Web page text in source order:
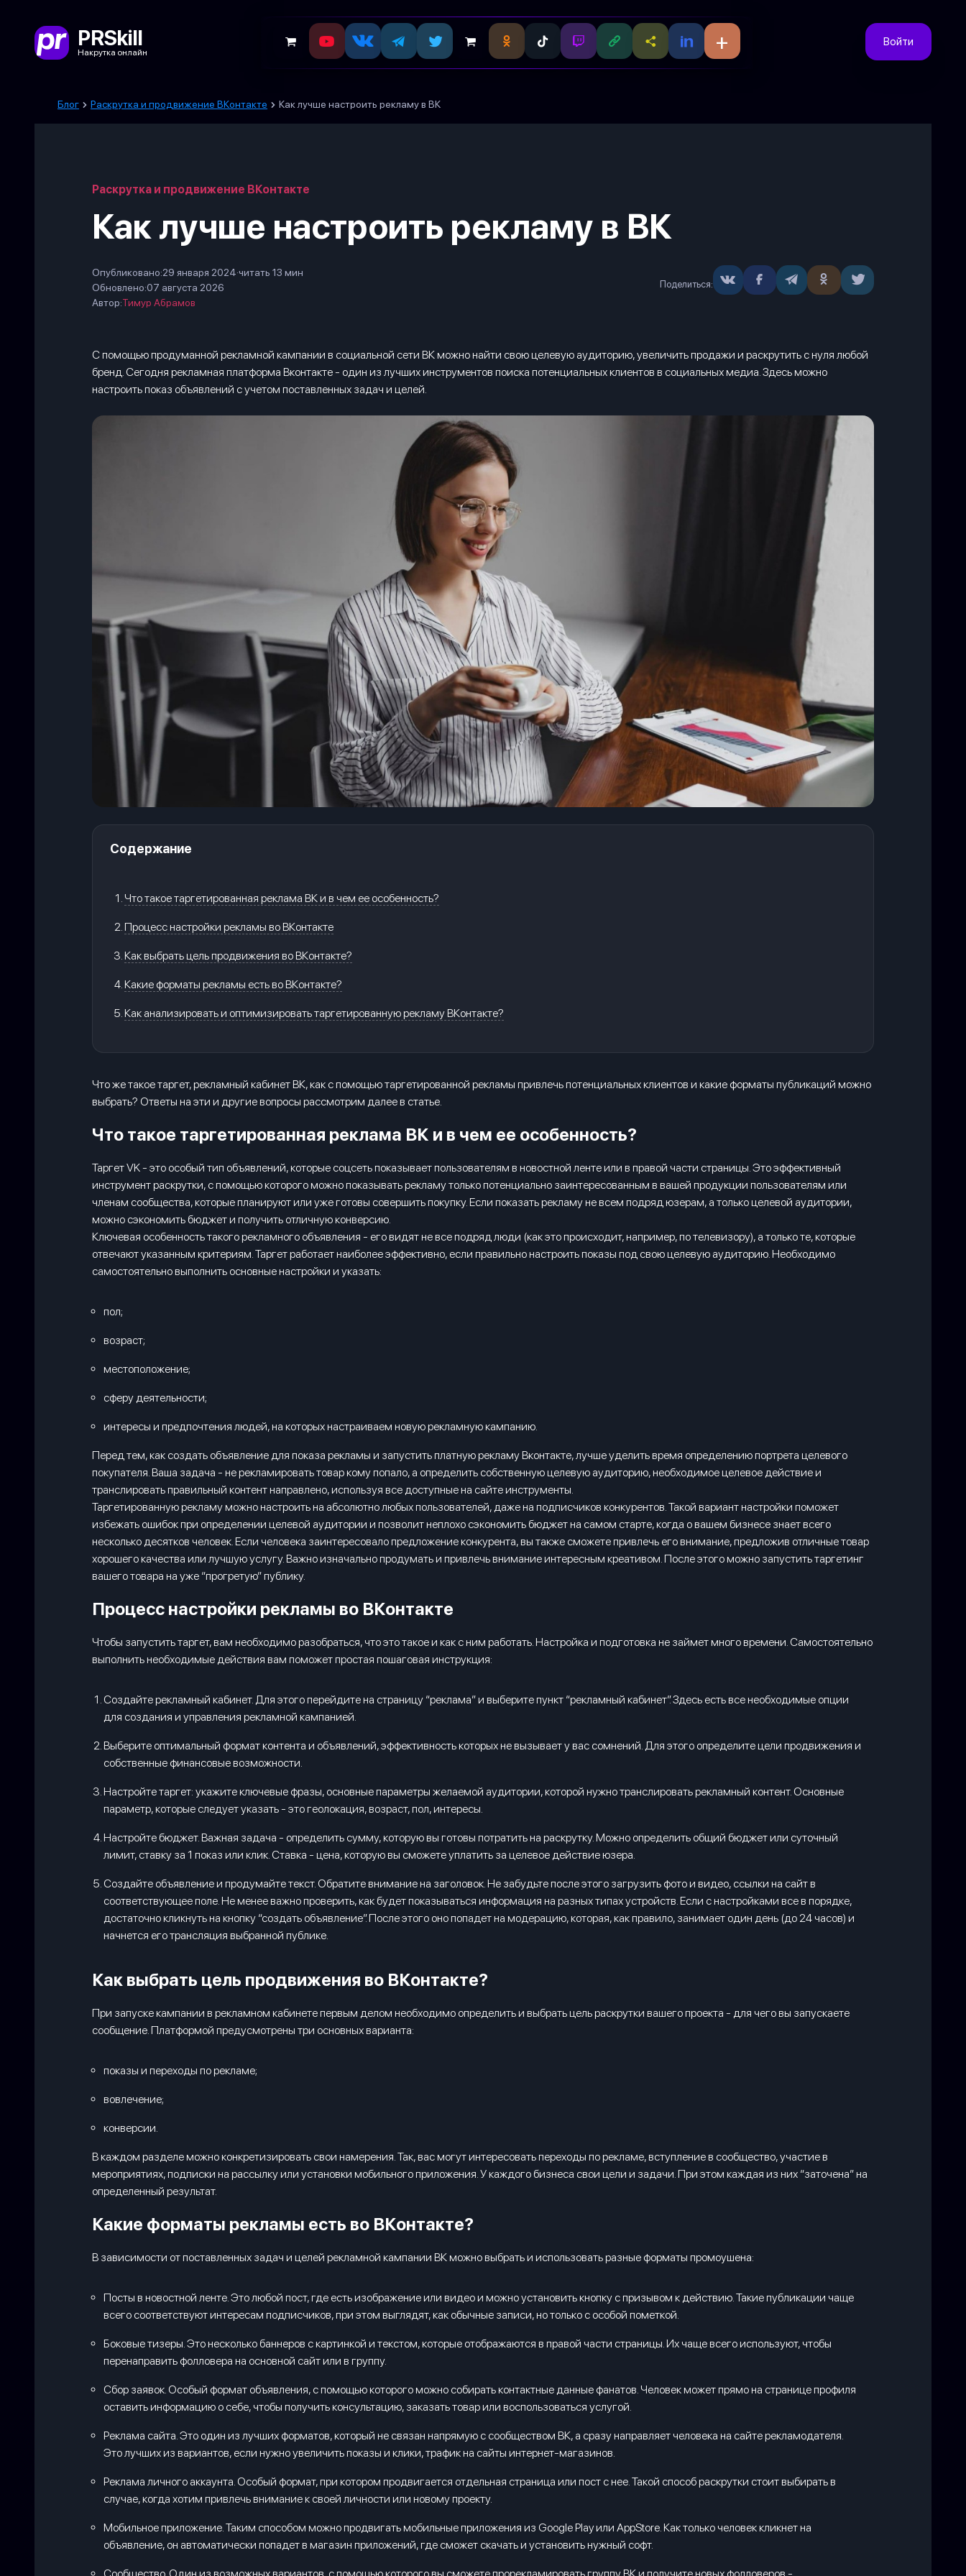
PRSkill
Накрутка онлайн + Войти
Блог Раскрутка и продвижение ВКонтакте Как лучше настроить рекламу в ВК
Раскрутка и продвижение ВКонтакте
Как лучше настроить рекламу в ВК
Опубликовано:29 января 2024·читать 13 мин
Обновлено:07 августа 2026
Автор:Тимур Абрамов
Поделиться:
С помощью продуманной рекламной кампании в социальной сети ВК можно найти свою целевую аудиторию, увеличить продажи и раскрутить с нуля любой
бренд. Сегодня рекламная платформа Вконтакте - один из лучших инструментов поиска потенциальных клиентов в социальных медиа. Здесь можно
настроить показ объявлений с учетом поставленных задач и целей.
Содержание
Что такое таргетированная реклама ВК и в чем ее особенность?
Процесс настройки рекламы во ВКонтакте
Как выбрать цель продвижения во ВКонтакте?
Какие форматы рекламы есть во ВКонтакте?
Как анализировать и оптимизировать таргетированную рекламу ВКонтакте?
Что же такое таргет, рекламный кабинет ВК, как с помощью таргетированной рекламы привлечь потенциальных клиентов и какие форматы публикаций можно
выбрать? Ответы на эти и другие вопросы рассмотрим далее в статье.
Что такое таргетированная реклама ВК и в чем ее особенность?
Таргет VK - это особый тип объявлений, которые соцсеть показывает пользователям в новостной ленте или в правой части страницы. Это эффективный
инструмент раскрутки, с помощью которого можно показывать рекламу только потенциально заинтересованным в вашей продукции пользователям или
членам сообщества, которые планируют или уже готовы совершить покупку. Если показать рекламу не всем подряд юзерам, а только целевой аудитории,
можно сэкономить бюджет и получить отличную конверсию.
Ключевая особенность такого рекламного объявления - его видят не все подряд люди (как это происходит, например, по телевизору), а только те, которые
отвечают указанным критериям. Таргет работает наиболее эффективно, если правильно настроить показы под свою целевую аудиторию. Необходимо
самостоятельно выполнить основные настройки и указать:
пол;
возраст;
местоположение;
сферу деятельности;
интересы и предпочтения людей, на которых настраиваем новую рекламную кампанию.
Перед тем, как создать объявление для показа рекламы и запустить платную рекламу Вконтакте, лучше уделить время определению портрета целевого
покупателя. Ваша задача - не рекламировать товар кому попало, а определить собственную целевую аудиторию, необходимое целевое действие и
транслировать правильный контент направлено, используя все доступные на сайте инструменты.
Таргетированную рекламу можно настроить на абсолютно любых пользователей, даже на подписчиков конкурентов. Такой вариант настройки поможет
избежать ошибок при определении целевой аудитории и позволит неплохо сэкономить бюджет на самом старте, когда о вашем бизнесе знает всего
несколько десятков человек. Если человека заинтересовало предложение конкурента, вы также сможете привлечь его внимание, предложив отличные товар
хорошего качества или лучшую услугу. Важно изначально продумать и привлечь внимание интересным креативом. После этого можно запустить таргетинг
вашего товара на уже “прогретую” публику.
Процесс настройки рекламы во ВКонтакте
Чтобы запустить таргет, вам необходимо разобраться, что это такое и как с ним работать. Настройка и подготовка не займет много времени. Самостоятельно
выполнить необходимые действия вам поможет простая пошаговая инструкция:
Создайте рекламный кабинет. Для этого перейдите на страницу “реклама” и выберите пункт “рекламный кабинет”. Здесь есть все необходимые опции
для создания и управления рекламной кампанией.
Выберите оптимальный формат контента и объявлений, эффективность которых не вызывает у вас сомнений. Для этого определите цели продвижения и
собственные финансовые возможности.
Настройте таргет: укажите ключевые фразы, основные параметры желаемой аудитории, которой нужно транслировать рекламный контент. Основные
параметр, которые следует указать - это геолокация, возраст, пол, интересы.
Настройте бюджет. Важная задача - определить сумму, которую вы готовы потратить на раскрутку. Можно определить общий бюджет или суточный
лимит, ставку за 1 показ или клик. Ставка - цена, которую вы сможете уплатить за целевое действие юзера.
Создайте объявление и продумайте текст. Обратите внимание на заголовок. Не забудьте после этого загрузить фото и видео, ссылки на сайт в
соответствующее поле. Не менее важно проверить, как будет показываться информация на разных типах устройств. Если с настройками все в порядке,
достаточно кликнуть на кнопку “создать объявление”. После этого оно попадет на модерацию, которая, как правило, занимает один день (до 24 часов) и
начнется его трансляция выбранной публике.
Как выбрать цель продвижения во ВКонтакте?
При запуске кампании в рекламном кабинете первым делом необходимо определить и выбрать цель раскрутки вашего проекта - для чего вы запускаете
сообщение. Платформой предусмотрены три основных варианта:
показы и переходы по рекламе;
вовлечение;
конверсии.
В каждом разделе можно конкретизировать свои намерения. Так, вас могут интересовать переходы по рекламе, вступление в сообщество, участие в
мероприятиях, подписки на рассылку или установки мобильного приложения. У каждого бизнеса свои цели и задачи. При этом каждая из них “заточена” на
определенный результат.
Какие форматы рекламы есть во ВКонтакте?
В зависимости от поставленных задач и целей рекламной кампании ВК можно выбрать и использовать разные форматы промоушена:
Посты в новостной ленте. Это любой пост, где есть изображение или видео и можно установить кнопку с призывом к действию. Такие публикации чаще
всего соответствуют интересам подписчиков, при этом выглядят, как обычные записи, но только с особой пометкой.
Боковые тизеры. Это несколько баннеров с картинкой и текстом, которые отображаются в правой части страницы. Их чаще всего используют, чтобы
перенаправить фолловера на основной сайт или в группу.
Сбор заявок. Особый формат объявления, с помощью которого можно собирать контактные данные фанатов. Человек может прямо на странице профиля
оставить информацию о себе, чтобы получить консультацию, заказать товар или воспользоваться услугой.
Реклама сайта. Это один из лучших форматов, который не связан напрямую с сообществом ВК, а сразу направляет человека на сайте рекламодателя.
Это лучших из вариантов, если нужно увеличить показы и клики, трафик на сайты интернет-магазинов.
Реклама личного аккаунта. Особый формат, при котором продвигается отдельная страница или пост с нее. Такой способ раскрутки стоит выбирать в
случае, когда хотим привлечь внимание к своей личности или новому проекту.
Мобильное приложение. Таким способом можно продвигать мобильные приложения из Google Play или AppStore. Как только человек кликнет на
объявление, он автоматически попадет в магазин приложений, где сможет скачать и установить нужный софт.